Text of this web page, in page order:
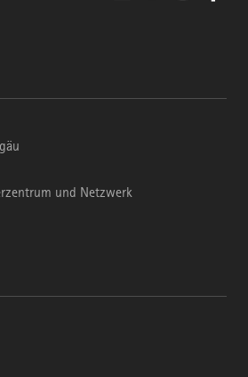
und Netzwerk